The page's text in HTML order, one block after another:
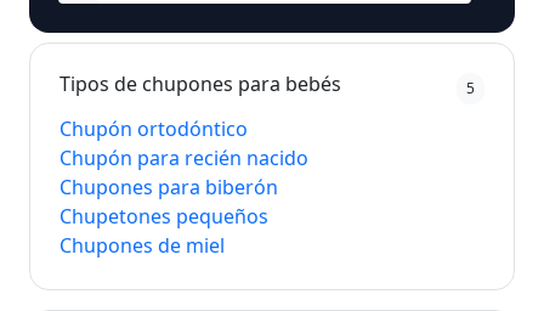
Tipos de chupones para bebés 5
Chupón ortodóntico
Chupón para recién nacido
Chupones para biberón
Chupetones pequeños
Chupones de miel